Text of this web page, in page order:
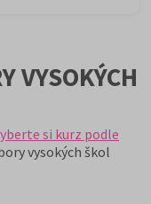
VYSOKÝCH
si kurz podle
vysokých škol